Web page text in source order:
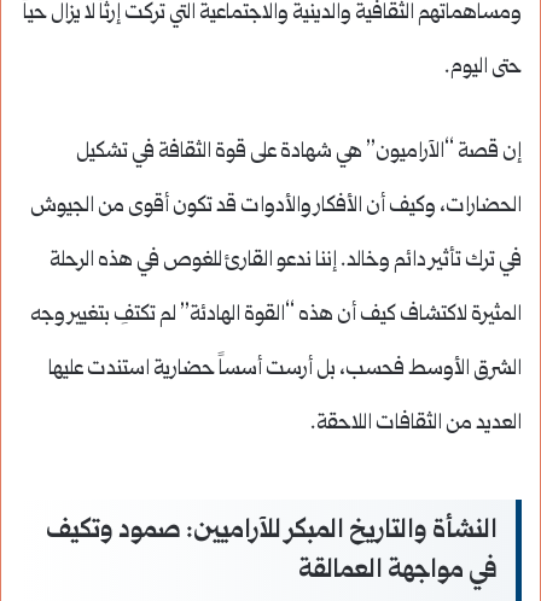
ومساهماتهم الثقافية والدينية والاجتماعية التي تركت إرثاً لا يزال حياً
حتى اليوم.
إن قصة “الآراميون” هي شهادة على قوة الثقافة في تشكيل
الحضارات، وكيف أن الأفكار والأدوات قد تكون أقوى من الجيوش
في ترك تأثير دائم وخالد. إننا ندعو القارئ للغوص في هذه الرحلة
المثيرة لاكتشاف كيف أن هذه “القوة الهادئة” لم تكتفِ بتغيير وجه
الشرق الأوسط فحسب، بل أرست أسساً حضارية استندت عليها
العديد من الثقافات اللاحقة.
النشأة والتاريخ المبكر للآراميين: صمود وتكيف
في مواجهة العمالقة